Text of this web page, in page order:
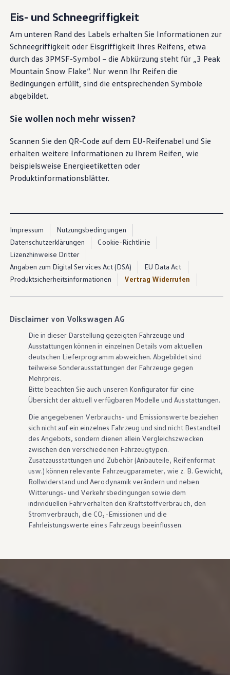
Eis- und Schneegriffigkeit
Am unteren Rand des Labels erhalten Sie Informationen zur
Schneegriffigkeit oder Eisgriffigkeit Ihres Reifens, etwa
durch das 3PMSF-Symbol – die Abkürzung steht für „3 Peak
Mountain Snow Flake“. Nur wenn Ihr Reifen die
Bedingungen erfüllt, sind die entsprechenden Symbole
abgebildet.
Sie wollen noch mehr wissen?
Scannen Sie den QR-Code auf dem EU-Reifenabel und Sie
erhalten weitere Informationen zu Ihrem Reifen, wie
beispielsweise Energieetiketten oder
Produktinformationsblätter.
Impressum
Nutzungsbedingungen
Datenschutzerklärungen
Cookie-Richtlinie
Lizenzhinweise Dritter
Angaben zum Digital Services Act (DSA)
EU Data Act
Produktsicherheitsinformationen
Vertrag Widerrufen
Disclaimer von Volkswagen AG
Die in dieser Darstellung gezeigten Fahrzeuge und
Ausstattungen können in einzelnen Details vom aktuellen
deutschen Lieferprogramm abweichen. Abgebildet sind
teilweise Sonderausstattungen der Fahrzeuge gegen
Mehrpreis.
Bitte beachten Sie auch unseren Konfigurator für eine
Übersicht der aktuell verfügbaren Modelle und Ausstattungen.
Die angegebenen Verbrauchs- und Emissionswerte beziehen
sich nicht auf ein einzelnes Fahrzeug und sind nicht Bestandteil
des Angebots, sondern dienen allein Vergleichszwecken
zwischen den verschiedenen Fahrzeugtypen.
Zusatzausstattungen und Zubehör(Anbauteile, Reifenformat
usw.) können relevante Fahrzeugparameter, wie z. B. Gewicht,
Rollwiderstand und Aerodynamik verändern und neben
Witterungs- und Verkehrsbedingungen sowie dem
individuellen Fahrverhalten den Kraftstoffverbrauch, den
Stromverbrauch, die CO₂-Emissionen und die
Fahrleistungswerte eines Fahrzeugs beeinflussen.